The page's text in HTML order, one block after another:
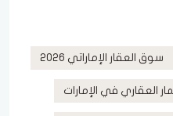
سوق العقار الإماراتي 2026
العقاري في الإمارات